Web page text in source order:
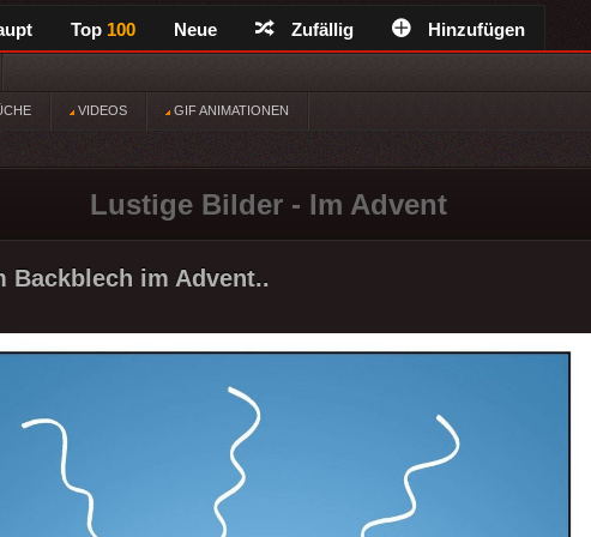
Top 100 Neue Zufällig Hinzufügen
VIDEOS GIF ANIMATIONEN
Lustige Bilder - Im Advent
Backblech im Advent..